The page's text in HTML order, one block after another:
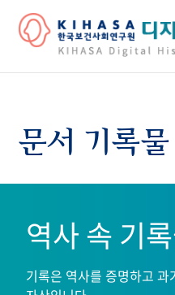
문서 기록물
역사 속 기
기록은 역사를 증명하고